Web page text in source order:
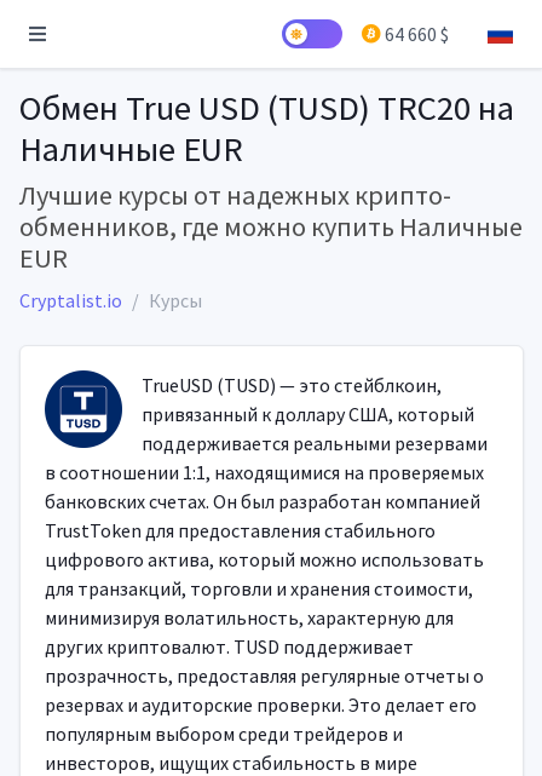
64 660 $
Обмен True USD (TUSD) TRC20 на
Наличные EUR
Лучшие курсы от надежных крипто-
обменников, где можно купить Наличные
EUR
Cryptalist.io Курсы
TrueUSD (TUSD) — это стейблкоин,
привязанный к доллару США, который
поддерживается реальными резервами
в соотношении 1:1, находящимися на проверяемых
банковских счетах. Он был разработан компанией
TrustToken для предоставления стабильного
цифрового актива, который можно использовать
для транзакций, торговли и хранения стоимости,
минимизируя волатильность, характерную для
других криптовалют. TUSD поддерживает
прозрачность, предоставляя регулярные отчеты о
резервах и аудиторские проверки. Это делает его
популярным выбором среди трейдеров и
инвесторов, ищущих стабильность в мире